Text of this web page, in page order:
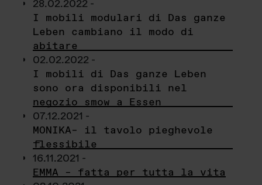
28.02.2022 -
I mobili modulari di Das ganze
Leben cambiano il modo di
abitare
02.02.2022 -
I mobili di Das ganze Leben
sono ora disponibili nel
negozio smow a Essen
07.12.2021 -
MONIKA– il tavolo pieghevole
flessibile
16.11.2021 -
EMMA – fatta per tutta la vita